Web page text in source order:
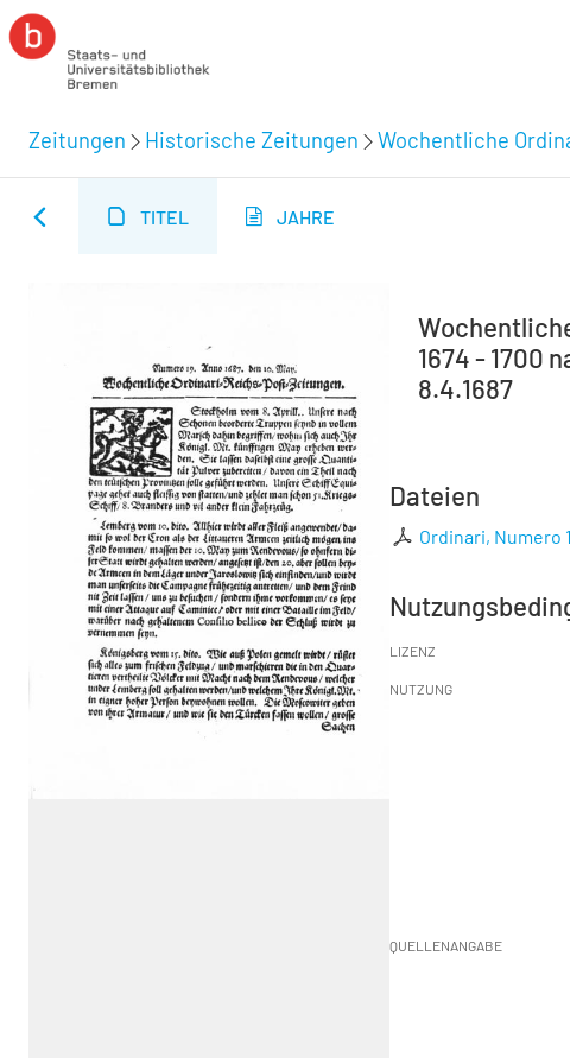
Zeitungen Historische Zeitungen Wochentliche
TITEL JAHRE
1674 - 1700
8.4.1687
Dateien
Ordinari, Numero
LIZENZ
NUTZUNG
QUELLENANGABE